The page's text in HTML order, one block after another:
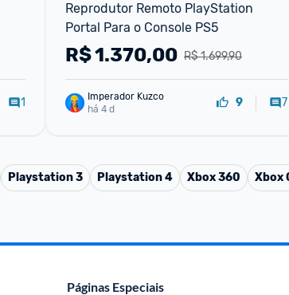
1
Reprodutor Remoto PlayStation
Portal Para o Console PS5
R$ 1.699,90
R$1.370,00
Imperador Kuzco
há 4 d
9 7
Playstation 3 Playstation 4 Xbox 360 Xbox
Páginas Especiais